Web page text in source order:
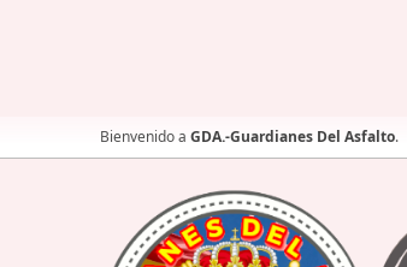
Bienvenido a GDA.-Guardianes Del Asfalto.